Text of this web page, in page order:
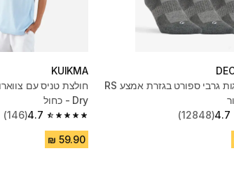
מארז 3 זוגות גרבי ספורט בגזרת אמצע RS
4.7
(12848)
KUIKMA
חולצת טניס עם
Dry - כחול
4.7
4.7 out of 5 stars from 146 reviews
(146)